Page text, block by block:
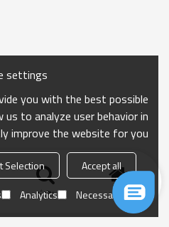
منزل بحث
settings
you with the best possible
us to analyze user behavior in
improve the website for you.
Accept all
Selection
Necessary
Analytics